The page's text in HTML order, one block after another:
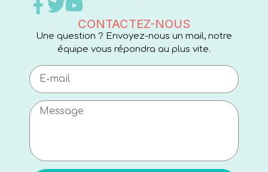
CONTACTEZ-NOUS
Une question ? Envoyez-nous un mail, notre
équipe vous répondra au plus vite.